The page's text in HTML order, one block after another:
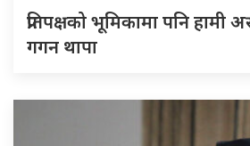
प्रतिपक्षको भूमिकामा पनि हामी
गगन थापा